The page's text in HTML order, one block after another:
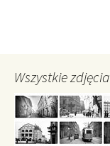
Wszystkie